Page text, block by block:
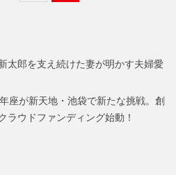
ー
ジ
ー
ジ
太郎を支え続けた妻が明かす夫婦愛
座が新天地・池袋で新たな挑戦。創
ラウドファンディング始動！